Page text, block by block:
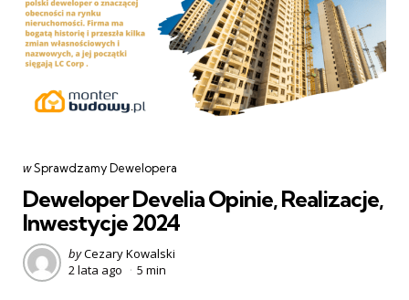
Categories
post
wSprawdzamy Dewelopera
Deweloper Develia Opinie, Realizacje,
Inwestycje 2024
Posted
by
byCezary Kowalski
2 lata ago
5 min